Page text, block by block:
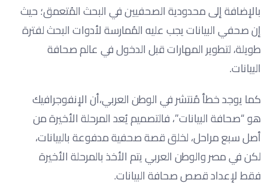
بالإضافة إلى محدودية الصحفيين في البحث المُتعمق؛ حيث
إن صحفي البيانات يجب عليه المُمارسة لأدوات البحث لفترة
طويلة، لتطوير المهارات قبل الدخول في عالم صحافة
البيانات.
كما يوجد خطأ مُنتشر في الوطن العربي،أن الإنفوجرافيك
هو “صحافة البيانات”، فالتصميم يُعد المرحلة الأخيرة من
أصل سبع مراحل، لخلق قصة صحفية مدفوعة بالبيانات،
لكن في مصر والوطن العربي يتم الأخذ بالمرحلة الأخيرة
فقط لإعداد قصص صحافة البيانات.